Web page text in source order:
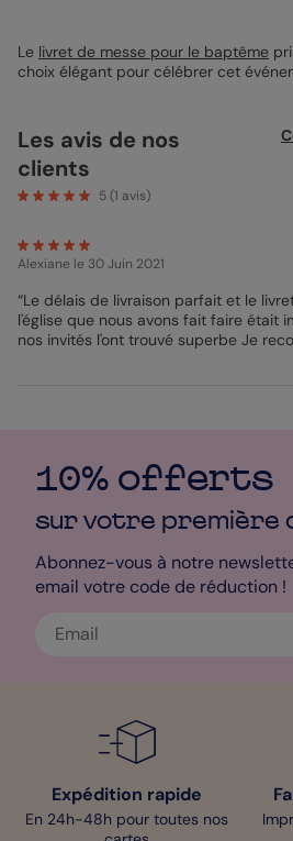
Le livret de messe pour le baptême
choix élégant pour célébrer cet
poétique. Parfait pour ajouter une
cérémonie, ce livret permet de
baptême avec vos proches. Il est
papier création pour un rendu délicat
Les avis de nos
clients
5(1 avis)
Alexiane le 30 Juin 2021
“Le délais de livraison parfait et le
l'église que nous avons fait faire était
nos invités l'ont trouvé superbe Je
10% offerts
sur votre première
Abonnez-vous à notre
email votre code de réduction !
Expédition rapide
En 24h-48h pour toutes nos